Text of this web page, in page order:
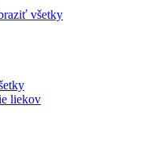
všetky